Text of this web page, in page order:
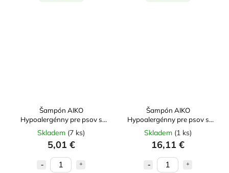
Šampón AIKO
Hypoalergénny pre psov s
aloe vera 250ml
Skladem (7 ks)
5,01 €
Šampón AIKO
Hypoalergénny pre psov s
aloe vera 1l
Skladem (1 ks)
16,11 €